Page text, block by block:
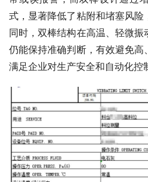
式，显著降低了粘附和堵塞风险
同时，双棒结构在高温、轻微
仍能保持准确判断，有效避免高
满足企业对生产安全和自动化控